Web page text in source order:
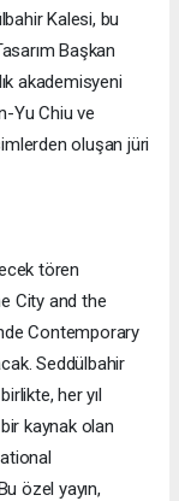
Kalesi, bu
Başkan
akademisyeni
Yu Chiu ve
oluşan jüri
tören
City and the
Contemporary
Seddülbahir
her yıl
kaynak olan
özel yayın,